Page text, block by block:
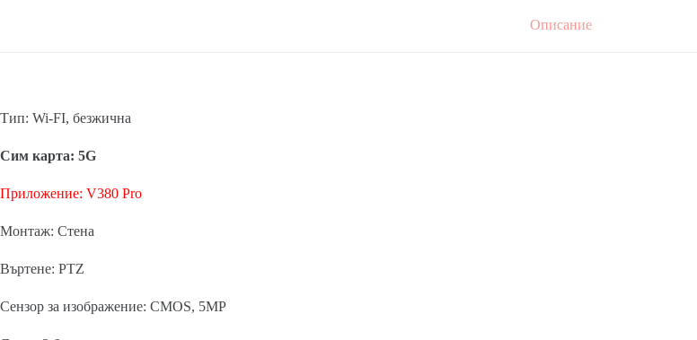
Описание
Тип: Wi-FI, безжична
Сим карта: 5G
Приложение: V380 Pro
Монтаж: Стена
Въртене: PTZ
Сензор за изображение: CMOS, 5MP